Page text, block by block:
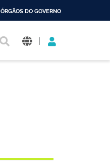
ÓRGÃOS DO GOVERNO
|